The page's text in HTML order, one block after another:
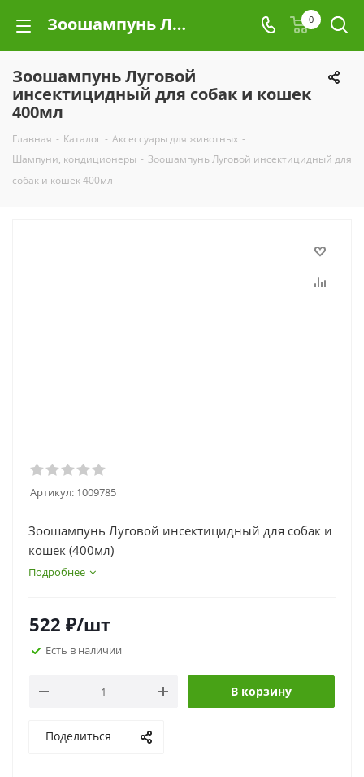
Зоошампунь Луговой инсектицидный для собак и кошек 400мл 0
Зоошампунь Луговой
инсектицидный для собак и кошек
400мл
Главная - Каталог - Аксессуары для животных -
Шампуни, кондиционеры - Зоошампунь Луговой инсектицидный для
собак и кошек 400мл
Артикул: 1009785
Зоошампунь Луговой инсектицидный для собак и
кошек (400мл)
Подробнее
522 ₽/шт
Есть в наличии
В корзину
Поделиться